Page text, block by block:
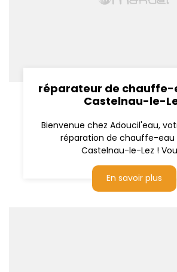
réparateur de chauffe-
Castelnau-le-
Bienvenue chez Adoucil'eau,
réparation de chauffe-eau
Castelnau-le-Lez !
En savoir plus